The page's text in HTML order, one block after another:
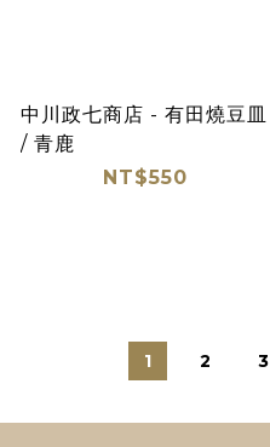
中川政七商店 - 有田燒豆皿
/ 青鹿
NT$550
1 2 3